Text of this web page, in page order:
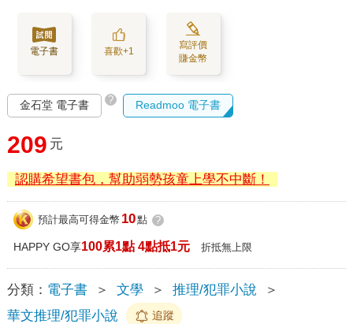
電子書 喜歡+1
寫評價
賺金幣
金石堂 電子書 ? Readmoo 電子書
209 元
認購希望書包，幫助弱勢孩童上學不中斷！
預計最高可得金幣 10點 ?
HAPPY GO享100累1點 4點抵1元 折抵無上限
分類： 電子書 ＞ 文學 ＞ 推理/犯罪小說
＞
華文推理/犯罪小說
追蹤